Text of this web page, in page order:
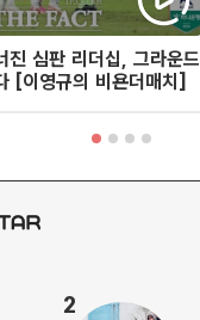
진 심판 리더십, 그라운드
[이영규의 비욘더매치]
2